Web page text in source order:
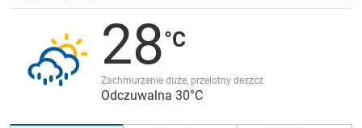
JAKOŚĆ POWIETRZA28
Zachmurzenie duże, przelotny deszcz
Odczuwalna 30°C